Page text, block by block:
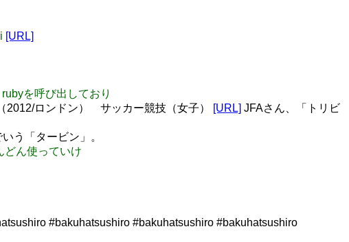
[URL]
を呼び出しており
ロンドン） サッカー競技（女子） [URL] JFAさん、「トリビ
う「タービン」。
どん使っていけ
#bakuhatsushiro #bakuhatsushiro #bakuhatsushiro